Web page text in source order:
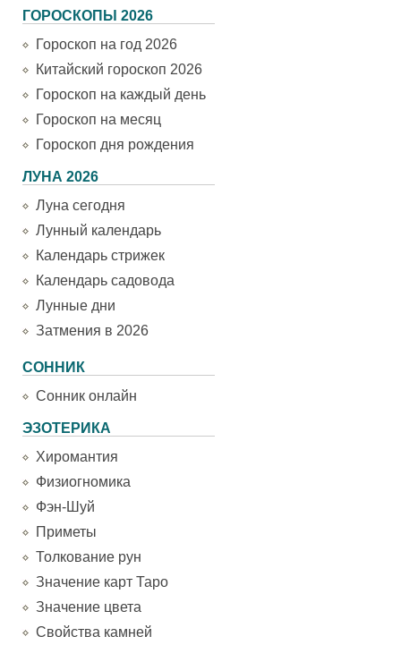
ГОРОСКОПЫ 2026
Гороскоп на год 2026
Китайский гороскоп 2026
Гороскоп на каждый день
Гороскоп на месяц
Гороскоп дня рождения
ЛУНА 2026
Луна сегодня
Лунный календарь
Календарь стрижек
Календарь садовода
Лунные дни
Затмения в 2026
СОННИК
Сонник онлайн
ЭЗОТЕРИКА
Хиромантия
Физиогномика
Фэн-Шуй
Приметы
Толкование рун
Значение карт Таро
Значение цвета
Свойства камней